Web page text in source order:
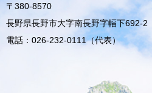
〒380-8570
長野県長野市大字南長野字幅下692-2
電話：026-232-0111（代表）